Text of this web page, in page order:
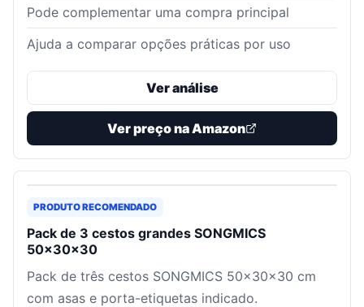
Pode complementar uma compra principal
Ajuda a comparar opções práticas por uso
Ver análise
Ver preço na Amazon
PRODUTO RECOMENDADO
Pack de 3 cestos grandes SONGMICS
50x30x30
Pack de três cestos SONGMICS 50x30x30 cm
com asas e porta-etiquetas indicado.